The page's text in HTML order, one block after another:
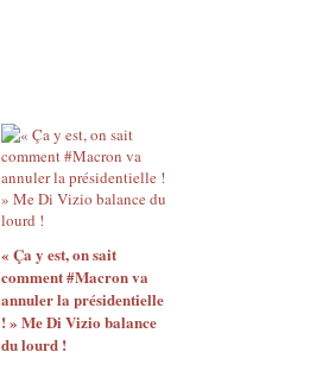
« Ça y est, on sait
comment #Macron va
annuler la présidentielle
! » Me Di Vizio balance
du lourd !